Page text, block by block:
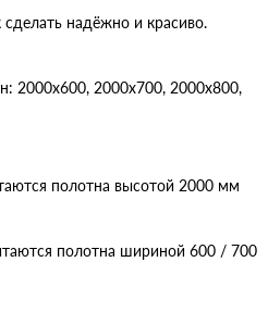
надёжно и красиво.
2000x600, 2000x700, 2000x800,
полотна высотой 2000 мм
полотна шириной 600 / 700